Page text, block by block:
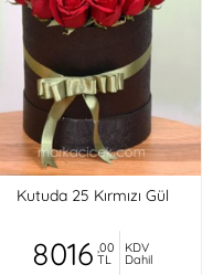
Kutuda 25 Kırmızı Gül
8016 ,00
TL
KDV
Dahil